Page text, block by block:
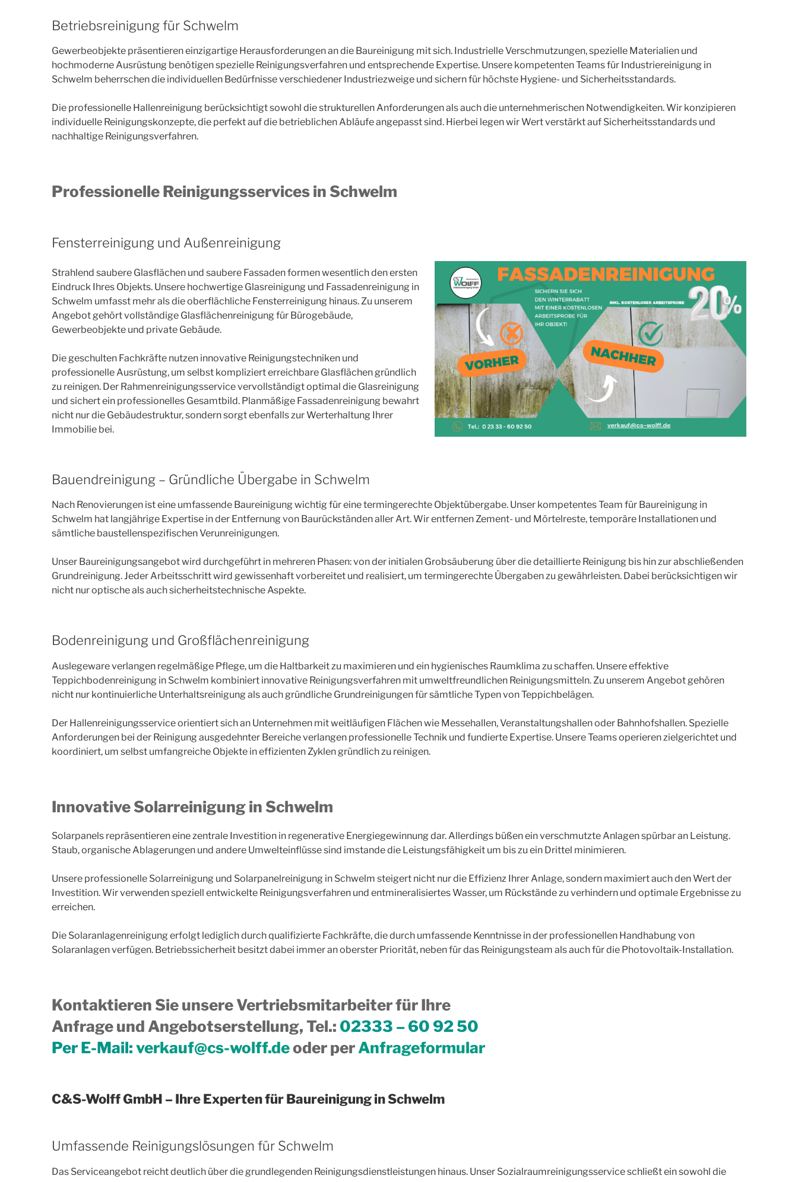
Betriebsreinigung für Schwelm
Gewerbeobjekte präsentieren einzigartige Herausforderungen an die Baureinigung mit sich. Industrielle Verschmutzungen, spezielle Materialien und
hochmoderne Ausrüstung benötigen spezielle Reinigungsverfahren und entsprechende Expertise. Unsere kompetenten Teams für Industriereinigung in
Schwelm beherrschen die individuellen Bedürfnisse verschiedener Industriezweige und sichern für höchste Hygiene- und Sicherheitsstandards.
Die professionelle Hallenreinigung berücksichtigt sowohl die strukturellen Anforderungen als auch die unternehmerischen Notwendigkeiten. Wir konzipieren
individuelle Reinigungskonzepte, die perfekt auf die betrieblichen Abläufe angepasst sind. Hierbei legen wir Wert verstärkt auf Sicherheitsstandards und
nachhaltige Reinigungsverfahren.
Professionelle Reinigungsservices in Schwelm
Fensterreinigung und Außenreinigung
Strahlend saubere Glasflächen und saubere Fassaden formen wesentlich den ersten
Eindruck Ihres Objekts. Unsere hochwertige Glasreinigung und Fassadenreinigung in
Schwelm umfasst mehr als die oberflächliche Fensterreinigung hinaus. Zu unserem
Angebot gehört vollständige Glasflächenreinigung für Bürogebäude,
Gewerbeobjekte und private Gebäude.
Die geschulten Fachkräfte nutzen innovative Reinigungstechniken und
professionelle Ausrüstung, um selbst kompliziert erreichbare Glasflächen gründlich
zu reinigen. Der Rahmenreinigungsservice vervollständigt optimal die Glasreinigung
und sichert ein professionelles Gesamtbild. Planmäßige Fassadenreinigung bewahrt
nicht nur die Gebäudestruktur, sondern sorgt ebenfalls zur Werterhaltung Ihrer
Immobilie bei.
Bauendreinigung – Gründliche Übergabe in Schwelm
Nach Renovierungen ist eine umfassende Baureinigung wichtig für eine termingerechte Objektübergabe. Unser kompetentes Team für Baureinigung in
Schwelm hat langjährige Expertise in der Entfernung von Baurückständen aller Art. Wir entfernen Zement- und Mörtelreste, temporäre Installationen und
sämtliche baustellenspezifischen Verunreinigungen.
Unser Baureinigungsangebot wird durchgeführt in mehreren Phasen: von der initialen Grobsäuberung über die detaillierte Reinigung bis hin zur abschließenden
Grundreinigung. Jeder Arbeitsschritt wird gewissenhaft vorbereitet und realisiert, um termingerechte Übergaben zu gewährleisten. Dabei berücksichtigen wir
nicht nur optische als auch sicherheitstechnische Aspekte.
Bodenreinigung und Großflächenreinigung
Auslegeware verlangen regelmäßige Pflege, um die Haltbarkeit zu maximieren und ein hygienisches Raumklima zu schaffen. Unsere effektive
Teppichbodenreinigung in Schwelm kombiniert innovative Reinigungsverfahren mit umweltfreundlichen Reinigungsmitteln. Zu unserem Angebot gehören
nicht nur kontinuierliche Unterhaltsreinigung als auch gründliche Grundreinigungen für sämtliche Typen von Teppichbelägen.
Der Hallenreinigungsservice orientiert sich an Unternehmen mit weitläufigen Flächen wie Messehallen, Veranstaltungshallen oder Bahnhofshallen. Spezielle
Anforderungen bei der Reinigung ausgedehnter Bereiche verlangen professionelle Technik und fundierte Expertise. Unsere Teams operieren zielgerichtet und
koordiniert, um selbst umfangreiche Objekte in effizienten Zyklen gründlich zu reinigen.
Innovative Solarreinigung in Schwelm
Solarpanels repräsentieren eine zentrale Investition in regenerative Energiegewinnung dar. Allerdings büßen ein verschmutzte Anlagen spürbar an Leistung.
Staub, organische Ablagerungen und andere Umwelteinflüsse sind imstande die Leistungsfähigkeit um bis zu ein Drittel minimieren.
Unsere professionelle Solarreinigung und Solarpanelreinigung in Schwelm steigert nicht nur die Effizienz Ihrer Anlage, sondern maximiert auch den Wert der
Investition. Wir verwenden speziell entwickelte Reinigungsverfahren und entmineralisiertes Wasser, um Rückstände zu verhindern und optimale Ergebnisse zu
erreichen.
Die Solaranlagenreinigung erfolgt lediglich durch qualifizierte Fachkräfte, die durch umfassende Kenntnisse in der professionellen Handhabung von
Solaranlagen verfügen. Betriebssicherheit besitzt dabei immer an oberster Priorität, neben für das Reinigungsteam als auch für die Photovoltaik-Installation.
Kontaktieren Sie unsere Vertriebsmitarbeiter für Ihre
Anfrage und Angebotserstellung, Tel.: 02333 – 60 92 50
Per E-Mail:verkauf@cs-wolff.deoder perAnfrageformular
C&S-Wolff GmbH – Ihre Experten für Baureinigung in Schwelm
Umfassende Reinigungslösungen für Schwelm
Das Serviceangebot reicht deutlich über die grundlegenden Reinigungsdienstleistungen hinaus. Unser Sozialraumreinigungsservice schließt ein sowohl die